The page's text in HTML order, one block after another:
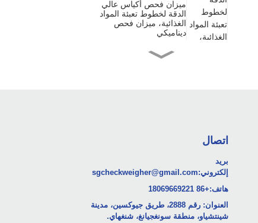
ميزان فحص أكياس عالي
الدقة لخطوط تعبئة المواد
الغذائية، ميزان فحص
ديناميكي
جهاز كشف معادن عالي
وعالي السرعة
جهاز فحص وزن العينات
المصغر للمختبرات، مناسب
اتصال
بريد
إلكتروني:sgcheckweigher@gmail.com
هاتف:+86 18069669221
العنوان: رقم 2888، طريق جيوكسين، مدينة
شينتشياو، منطقة سونغجيانغ، شنغهاي.